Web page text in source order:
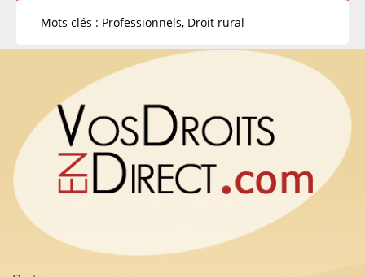
Mots clés : Professionnels, Droit rural